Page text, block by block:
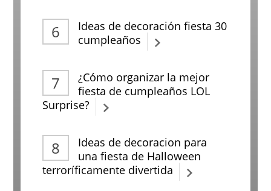
Ideas de decoración fiesta 30
cumpleaños
¿Cómo organizar la mejor
fiesta de cumpleaños LOL
Surprise?
Ideas de decoracion para
una fiesta de Halloween
terroríficamente divertida